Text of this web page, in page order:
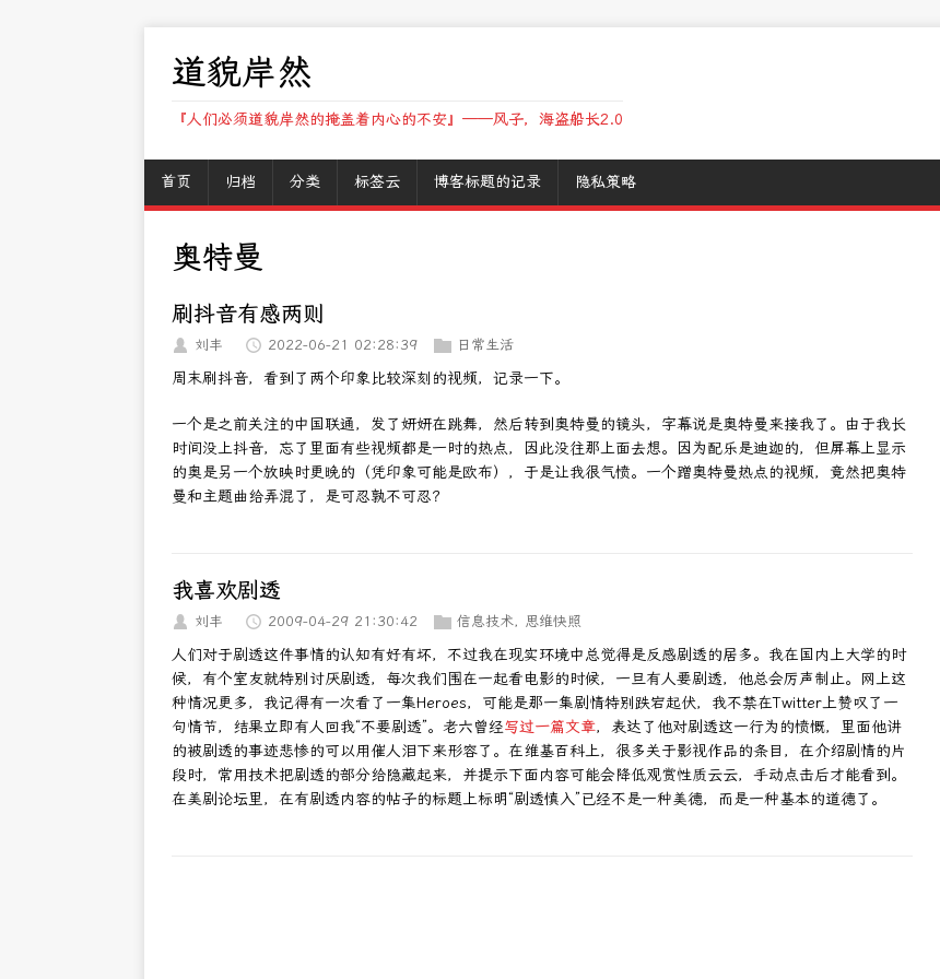
道貌岸然
『人们必须道貌岸然的掩盖着内心的不安』——风子，海盗船长2.0
首页 归档 分类 标签云 博客标题的记录 隐私策略
奥特曼
刷抖音有感两则
刘丰 2022-06-21 02:28:39 日常生活
周末刷抖音，看到了两个印象比较深刻的视频，记录一下。
一个是之前关注的中国联通，发了妍妍在跳舞，然后转到奥特曼的镜头，字幕说是奥特曼来接我了。由于我长
时间没上抖音，忘了里面有些视频都是一时的热点，因此没往那上面去想。因为配乐是迪迦的，但屏幕上显示
的奥是另一个放映时更晚的（凭印象可能是欧布），于是让我很气愤。一个蹭奥特曼热点的视频，竟然把奥特
曼和主题曲给弄混了，是可忍孰不可忍？
我喜欢剧透
刘丰 2009-04-29 21:30:42 信息技术, 思维快照
人们对于剧透这件事情的认知有好有坏，不过我在现实环境中总觉得是反感剧透的居多。我在国内上大学的时
候，有个室友就特别讨厌剧透，每次我们围在一起看电影的时候，一旦有人要剧透，他总会厉声制止。网上这
种情况更多，我记得有一次看了一集Heroes，可能是那一集剧情特别跌宕起伏，我不禁在Twitter上赞叹了一
句情节，结果立即有人回我“不要剧透”。老六曾经写过一篇文章，表达了他对剧透这一行为的愤慨，里面他讲
的被剧透的事迹悲惨的可以用催人泪下来形容了。在维基百科上，很多关于影视作品的条目，在介绍剧情的片
段时，常用技术把剧透的部分给隐藏起来，并提示下面内容可能会降低观赏性质云云，手动点击后才能看到。
在美剧论坛里，在有剧透内容的帖子的标题上标明“剧透慎入”已经不是一种美德，而是一种基本的道德了。